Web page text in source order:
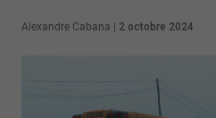
Alexandre Cabana 2 octobre 2024